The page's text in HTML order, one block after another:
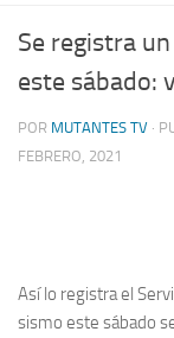
Se registra
este sábado:
POR MUTANTES TV ·
FEBRERO, 2021
Así lo registra el
sismo este sábado